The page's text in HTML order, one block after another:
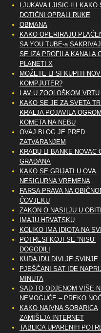
LJUKAVA LJISIC ILI KAKO
DOTIČNI OPRALI RUKE
OBMANA
KAKO OPERIRAJU
SA YOU TUBE-a
SE IZA PROFILA KANALA
PLANETI X
MOŽETE LI SI KUPITI NOVI
KOMPJUTER?
LAV U ZOOLOŠKOM VRTU
KAKO SE JE ZA SVETA TRI
KRALJA POJAVILA
KOMETA NA NEBU
OVAJ BLOG JE PRED
ZATVARANJEM
KRADU LI BANKE NOVAC
GRAĐANA
KAKO SE GRIJATI U OVA
NESIGURNA VREMENA
FARSA PRAVA NA
ČOVJEKU
ZAKON O NASILJU U
IMAJU HRVATSKU
KOLIKO IMA IDIOTA NA
POTRESI KOJI SE “NISU”
DOGODILI
KUDA IDU DIVLJE SVINJE
PJEŠČANI SAT IDE
MINUTA
SAD TO ODJENOM VIŠE
NEMOGUĆE – PREKO
KAKO NAIVNA SOBARICA
ZAMIŠLJA INTERNET
TABLICA UPARENIH